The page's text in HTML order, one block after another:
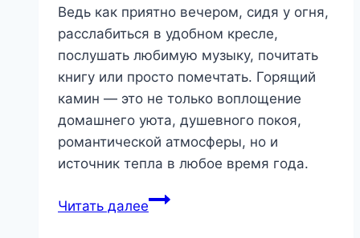
Ведь как приятно вечером, сидя у огня,
расслабиться в удобном кресле,
послушать любимую музыку, почитать
книгу или просто помечтать. Горящий
камин — это не только воплощение
домашнего уюта, душевного покоя,
романтической атмосферы, но и
источник тепла в любое время года.
Читать далееКак